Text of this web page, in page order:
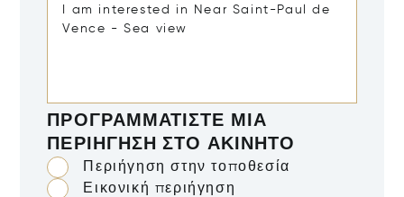
ΠΡΟΓΡΑΜΜΑΤΊΣΤΕ ΜΙΑ
ΠΕΡΙΉΓΗΣΗ ΣΤΟ ΑΚΊΝΗΤΟ
Περιήγηση στην τοποθεσία
Εικονική περιήγηση